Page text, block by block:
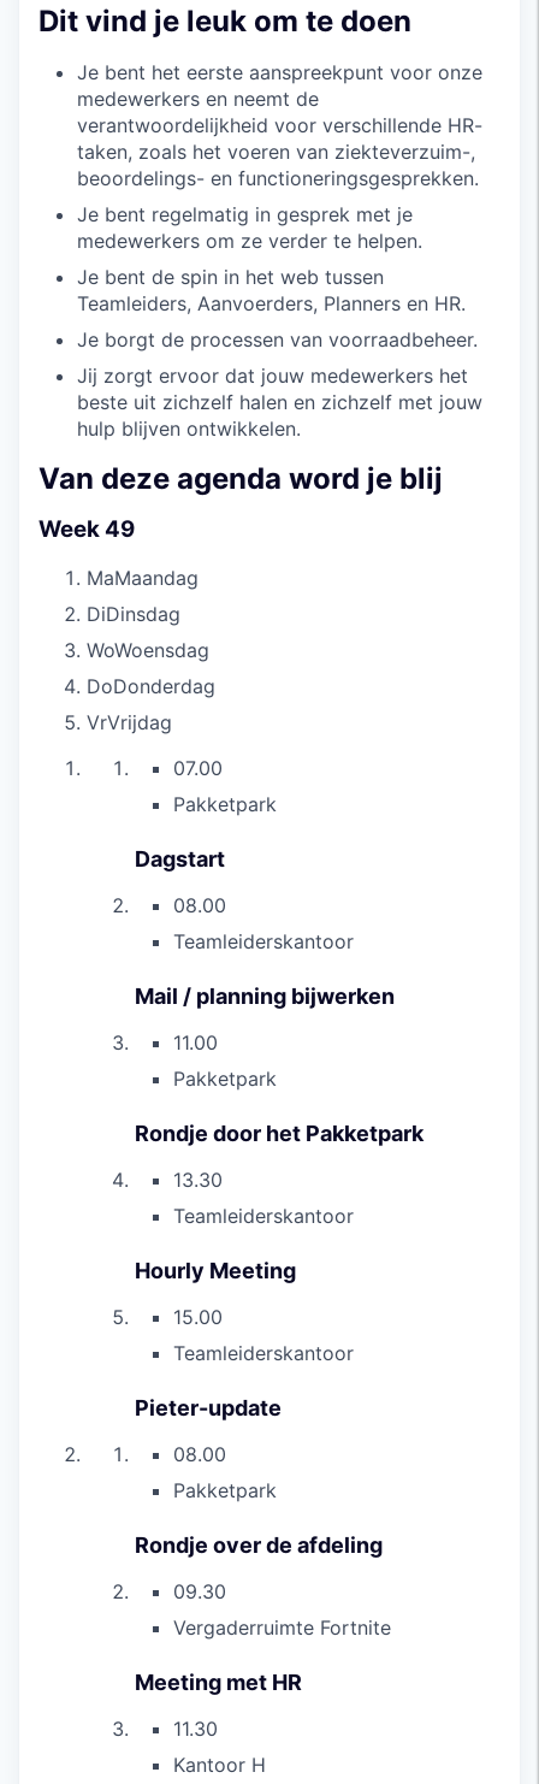
Dit vind je leuk om te doen
Je bent het eerste aanspreekpunt voor onze
medewerkers en neemt de
verantwoordelijkheid voor verschillende HR-
taken, zoals het voeren van ziekteverzuim-,
beoordelings- en functioneringsgesprekken.
Je bent regelmatig in gesprek met je
medewerkers om ze verder te helpen.
Je bent de spin in het web tussen
Teamleiders, Aanvoerders, Planners en HR.
Je borgt de processen van voorraadbeheer.
Jij zorgt ervoor dat jouw medewerkers het
beste uit zichzelf halen en zichzelf met jouw
hulp blijven ontwikkelen.
Van deze agenda word je blij
Week 49
MaMaandag
DiDinsdag
WoWoensdag
DoDonderdag
VrVrijdag
07.00
Pakketpark
Dagstart
08.00
Teamleiderskantoor
Mail / planning bijwerken
11.00
Pakketpark
Rondje door het Pakketpark
13.30
Teamleiderskantoor
Hourly Meeting
15.00
Teamleiderskantoor
Pieter-update
08.00
Pakketpark
Rondje over de afdeling
09.30
Vergaderruimte Fortnite
Meeting met HR
11.30
Kantoor H